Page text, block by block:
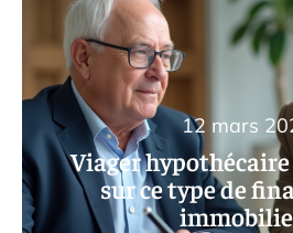
Viager
sur ce type de
12 mars